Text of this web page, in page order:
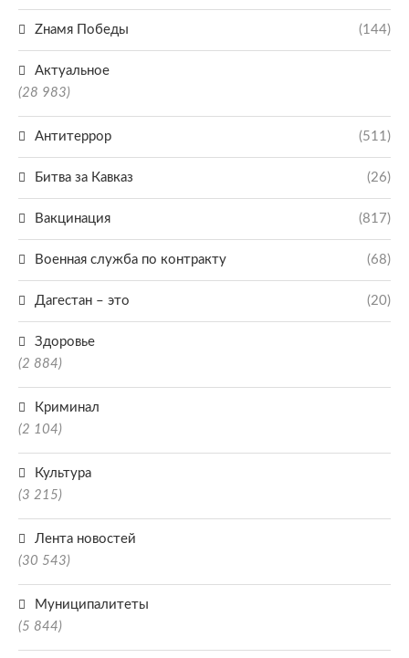
Zнамя Победы (144)
Актуальное
(28 983)
Антитеррор (511)
Битва за Кавказ (26)
Вакцинация (817)
Военная служба по контракту (68)
Дагестан – это (20)
Здоровье
(2 884)
Криминал
(2 104)
Культура
(3 215)
Лента новостей
(30 543)
Муниципалитеты
(5 844)